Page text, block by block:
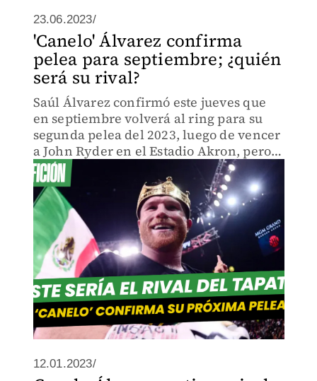
23.06.2023/
'Canelo' Álvarez confirma
pelea para septiembre; ¿quién
será su rival?
Saúl Álvarez confirmó este jueves que
en septiembre volverá al ring para su
segunda pelea del 2023, luego de vencer
a John Ryder en el Estadio Akron, pero
aún con sede por confirmar y con una
lista de posibles rivales.
12.01.2023/